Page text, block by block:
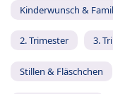
Kinderwunsch &
2. Trimester 3.
Stillen & Fläschchen